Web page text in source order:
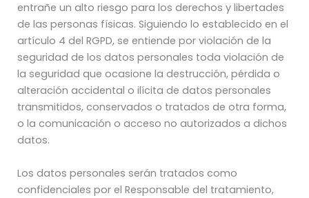
entrañe un alto riesgo para los derechos y libertades
de las personas físicas. Siguiendo lo establecido en el
artículo 4 del RGPD, se entiende por violación de la
seguridad de los datos personales toda violación de
la seguridad que ocasione la destrucción, pérdida o
alteración accidental o ilícita de datos personales
transmitidos, conservados o tratados de otra forma,
o la comunicación o acceso no autorizados a dichos
datos.
Los datos personales serán tratados como
confidenciales por el Responsable del tratamiento,